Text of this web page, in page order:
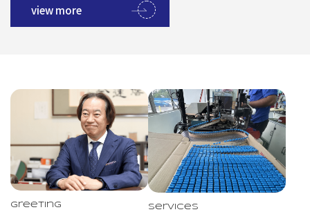
view more
Greeting Services